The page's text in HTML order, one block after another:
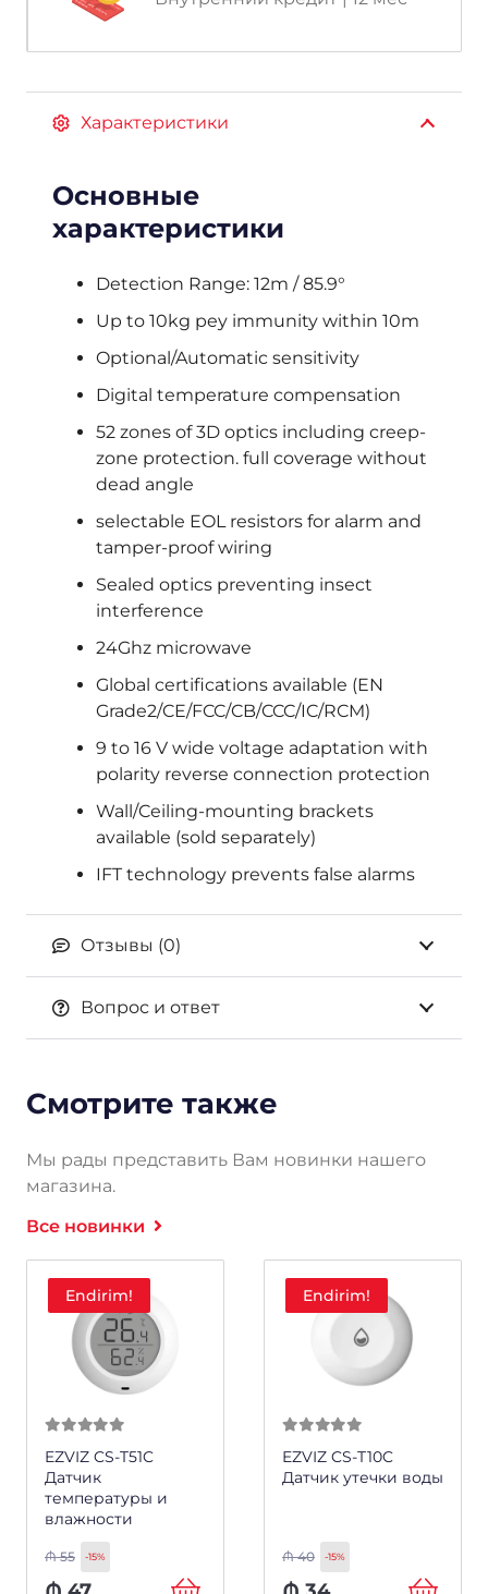
Характеристики
Основные
характеристики
Detection Range: 12m / 85.9°
Up to 10kg pey immunity within 10m
Optional/Automatic sensitivity
Digital temperature compensation
52 zones of 3D optics including creep-
zone protection. full coverage without
dead angle
selectable EOL resistors for alarm and
tamper-proof wiring
Sealed optics preventing insect
interference
24Ghz microwave
Global certifications available (EN
Grade2/CE/FCC/CB/CCC/IC/RCM)
9 to 16 V wide voltage adaptation with
polarity reverse connection protection
Wall/Ceiling-mounting brackets
available (sold separately)
IFT technology prevents false alarms
Отзывы (0)
Вопрос и ответ
Смотрите также
Мы рады представить Вам новинки нашего
магазина.
Все новинки
Endirim!
EZVIZ CS-T51C
Датчик
температуры и
влажности
₼55 -15%
Endirim!
EZVIZ CS-T10C
Датчик утечки воды
₼40 -15%